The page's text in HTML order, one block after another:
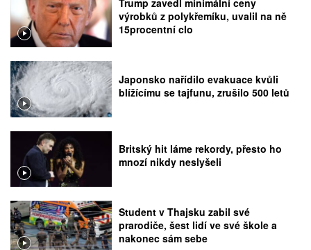
výrobků z polykřemíku, uvalil na ně
15procentní clo
Japonsko nařídilo evakuace kvůli
blížícímu se tajfunu, zrušilo 500 letů
Britský hit láme rekordy, přesto ho
mnozí nikdy neslyšeli
Student v Thajsku zabil své
prarodiče, šest lidí ve své škole a
nakonec sám sebe